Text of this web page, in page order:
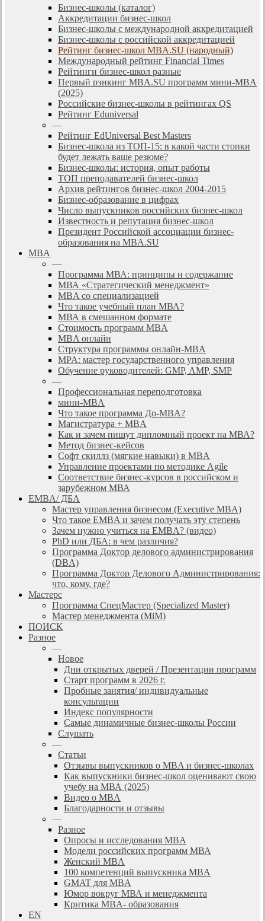
Бизнес-школы (каталог)
Аккредитации бизнес-школ
Бизнес-школы с международной аккредитацией
Бизнес-школы с российской аккредитацией
Рейтинг бизнес-школ MBA.SU (народный)
Международный рейтинг Financial Times
Рейтинги бизнес-школ разные
Первый рэнкинг MBA.SU программ мини-MBA
(2025)
Российские бизнес-школы в рейтингах QS
Рейтинг Eduniversal
—
Рейтинг EdUniversal Best Masters
Бизнес-школа из ТОП-15: в какой части стопки
будет лежать ваше резюме?
Бизнес-школы: история, опыт работы
ТОП преподавателей бизнес-школ
Архив рейтингов бизнес-школ 2004-2015
Бизнес-образование в цифрах
Число выпускников российских бизнес-школ
Известность и репутация бизнес-школ
Президент Российской ассоциации бизнес-
образования на MBA.SU
MBA
—
Программа МВА: принципы и содержание
МВА «Cтратегический менеджмент»
MBA со специализацией
Что такое учебный план МВА?
МВА в смешанном формате
Стоимость программ MBA
MBA онлайн
Cтруктура программы онлайн-MBA
MPA: мастер государственного управления
Обучение руководителей: GMP, AMP, SMP
—
Профессиональная переподготовка
мини-MBA
Что такое программа До-MBA?
Магистратура + MBA
Как и зачем пишут дипломный проект на МВА?
Метод бизнес-кейсов
Софт скиллз (мягкие навыки) в MBA
Управление проектами по методике Agile
Соответствие бизнес-курсов в российском и
зарубежном МВА
EMBA/ ДБA
Мастер управления бизнесом (Executive MBA)
Что такое EMBA и зачем получать эту степень
Зачем нужно учиться на EMBA? (видео)
PhD или ДБА: в чем различия?
Программа Доктор делового администрирования
(DBА)
Программа Доктор Делового Администрирования:
что, кому, где?
Мастерс
Программа СпецМастер (Specialized Master)
Мастер менеджмента (MiM)
ПОИСК
Разное
—
Новое
Дни открытых дверей / Презентации программ
Старт программ в 2026 г.
Пробные занятия/ индивидуальные
консультации
Индекс популярности
Самые динамичные бизнес-школы России
Слушать
—
Статьи
Отзывы выпускников о MBA и бизнес-школах
Как выпускники бизнес-школ оценивают свою
учебу на МВА (2025)
Видео о MBA
Благодарности и отзывы
—
Разное
Опросы и исследования MBA
Модели российских программ МВА
Женский MBA
100 компетенций выпускника MBA
GMAT для MBA
Юмор вокруг МВА и менеджмента
Критика MBA- образования
EN